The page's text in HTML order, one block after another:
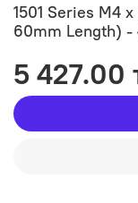
1501 Series M4
60mm Length) -
5 427.00